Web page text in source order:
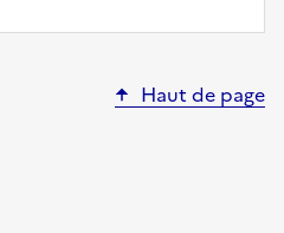
Haut de page